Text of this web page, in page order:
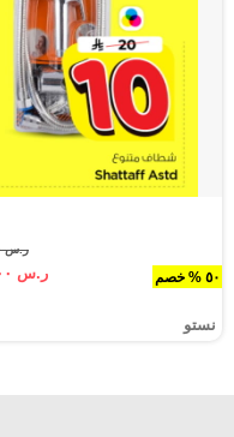
٥٠ % خصم
ر.س ٢٠.٠٠
ر.س ١٠.٠٠
نستو